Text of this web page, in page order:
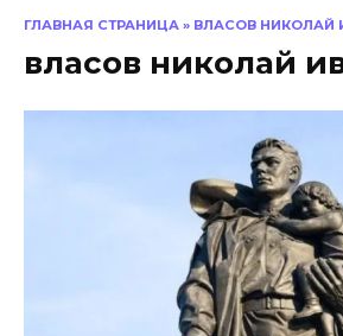
ГЛАВНАЯ СТРАНИЦА » ВЛАСОВ НИКОЛАЙ
власов николай